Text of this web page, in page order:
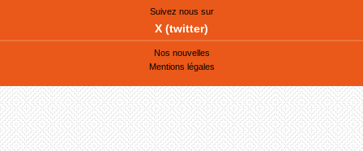
Suivez nous sur
X (twitter)
Nos nouvelles
Mentions légales